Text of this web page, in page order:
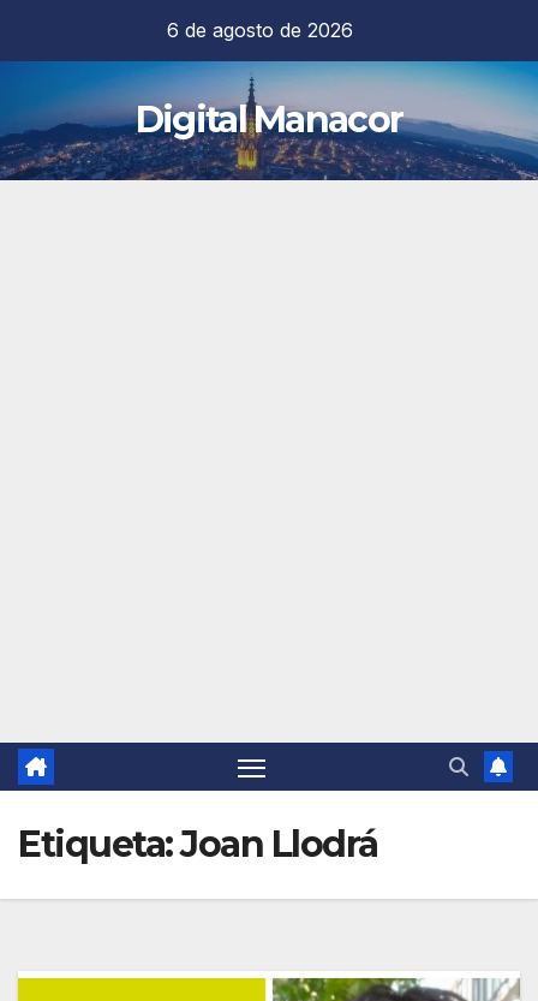
contenido
6 de agosto de 2026
Digital Manacor
Etiqueta:Joan Llodrá